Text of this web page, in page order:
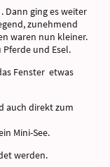
Dann ging es weiter
zunehmend
waren nun kleiner.
und Esel.
Fenster etwas
auch direkt zum
Mini-See.
werden.